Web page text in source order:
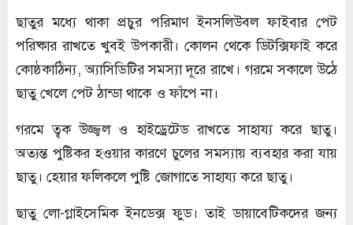
ছাতুর মধ্যে থাকা প্রচুর পরিমাণ ইনসলিউবল ফাইবার পেট
পরিষ্কার রাখতে খুবই উপকারী। কোলন থেকে ডিটক্সিফাই করে
কোষ্ঠকাঠিন্য, অ্যাসিডিটির সমস্যা দূরে রাখে। গরমে সকালে উঠে
ছাতু খেলে পেট ঠান্ডা থাকে ও ফাঁপে না।
গরমে ত্বক উজ্জ্বল ও হাইড্রেটেড রাখতে সাহায্য করে ছাতু।
অত্যন্ত পুষ্টিকর হওয়ার কারণে চুলের সমস্যায় ব্যবহার করা যায়
ছাতু। হেয়ার ফলিকলে পুষ্টি জোগাতে সাহায্য করে ছাতু।
ছাতু লো-গ্লাইসেমিক ইনডেক্স ফুড। তাই ডায়াবেটিকদের জন্য